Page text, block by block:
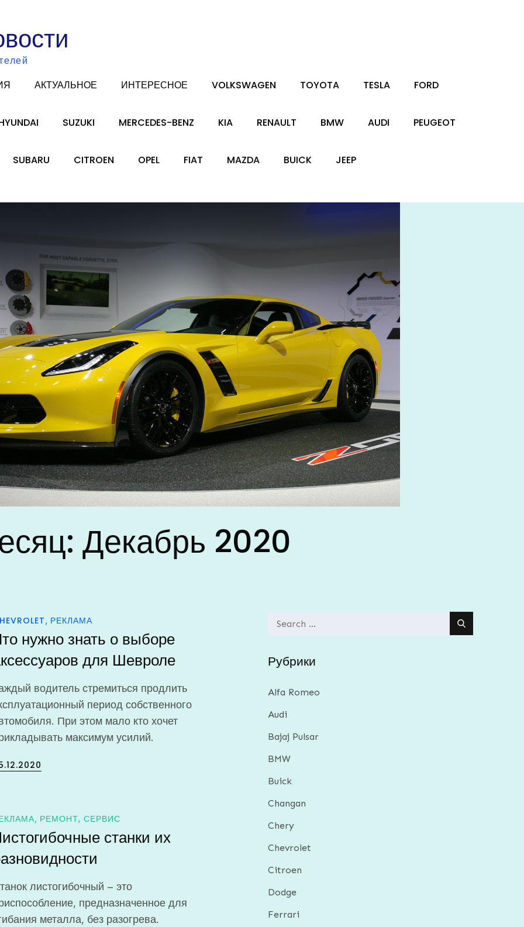
АКТУАЛЬНОЕ ИНТЕРЕСНОЕ VOLKSWAGEN TOYOTA TESLA FORD
SUZUKI MERCEDES-BENZ KIA RENAULT BMW AUDI PEUGEOT
SUBARU CITROEN OPEL FIAT MAZDA BUICK JEEP
Декабрь 2020
РЕКЛАМА
нужно знать о выборе
для Шевроле
водитель стремиться продлить
период собственного
При этом мало кто хочет
максимум усилий.
РЕМОНТ, СЕРВИС
станки их
листогибочный – это
предназначенное для
металла, без разогрева.
Search
Рубрики
Alfa Romeo
Audi
Bajaj Pulsar
BMW
Buick
Changan
Chery
Chevrolet
Citroen
Dodge
Ferrari